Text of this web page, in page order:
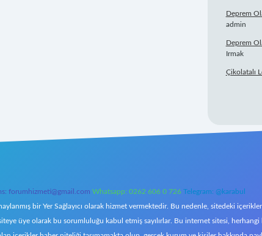
Deprem
admin
Deprem
Irmak
Çikolatalı
forumhizmeti@gmail.com Whatsapp: 0262 606 0 726 Telegram: @karabul
bir Yer Sağlayıcı olarak hizmet vermektedir. Bu nedenle, sitedeki
üye olarak bu sorumluluğu kabul etmiş sayılırlar. Bu internet sitesi,